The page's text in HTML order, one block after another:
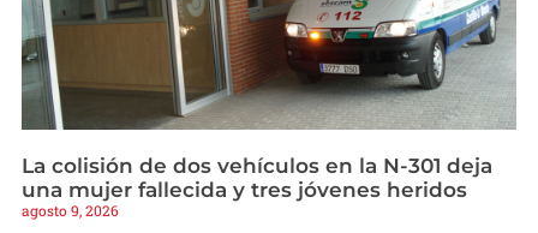
La colisión de dos vehículos en la N-301 deja
una mujer fallecida y tres jóvenes heridos
agosto 9, 2026